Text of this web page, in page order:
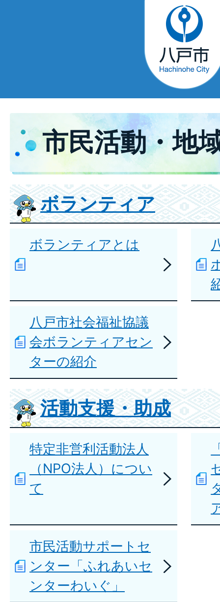
市民活動・地
ボランティア
ボランティアとは
八戸市社会福祉協議
会ボランティアセン
ターの紹介
活動支援・助成
特定非営利活動法人
（NPO法人）につい
て
市民活動サポートセ
ンター「ふれあいセ
ンターわいぐ」